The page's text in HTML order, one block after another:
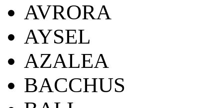
AVRORA
AYSEL
AZALEA
BACCHUS